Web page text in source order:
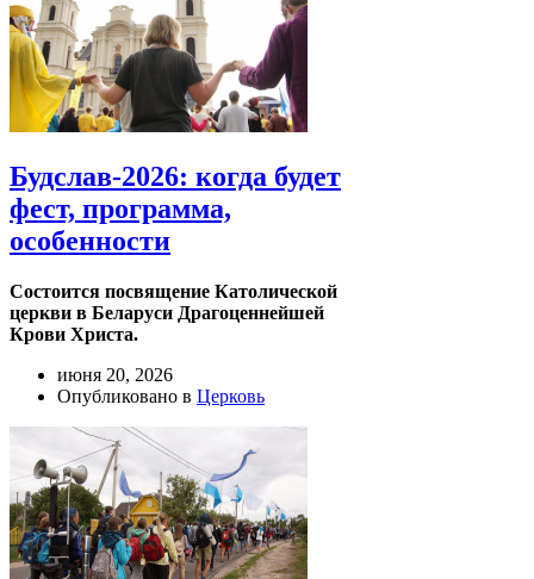
Будслав-2026: когда будет
фест, программа,
особенности
Состоится посвящение Католической
церкви в Беларуси Драгоценнейшей
Крови Христа.
июня 20, 2026
Опубликовано в Церковь